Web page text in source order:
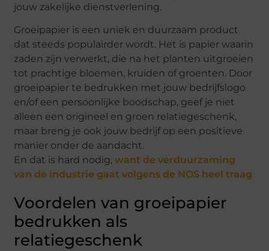
jouw zakelijke dienstverlening.
Groeipapier is een uniek en duurzaam product
dat steeds populairder wordt. Het is papier waarin
zaden zijn verwerkt, die na het planten uitgroeien
tot prachtige bloemen, kruiden of groenten. Door
groeipapier te bedrukken met jouw bedrijfslogo
en/of een persoonlijke boodschap, geef je niet
alleen een origineel en groen relatiegeschenk,
maar breng je ook jouw bedrijf op een positieve
manier onder de aandacht.
En dat is hard nodig,want de verduurzaming
van de industrie gaat volgens de NOS heel traag
Voordelen van groeipapier
bedrukken als
relatiegeschenk